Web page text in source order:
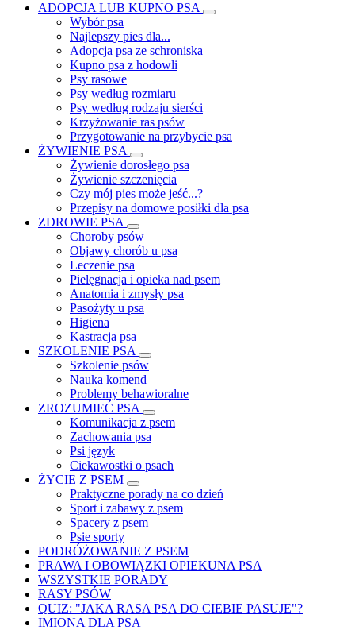
ADOPCJA LUB KUPNO PSA
Wybór psa
Najlepszy pies dla...
Adopcja psa ze schroniska
Kupno psa z hodowli
Psy rasowe
Psy według rozmiaru
Psy według rodzaju sierści
Krzyżowanie ras psów
Przygotowanie na przybycie psa
ŻYWIENIE PSA
Żywienie dorosłego psa
Żywienie szczenięcia
Czy mój pies może jeść...?
Przepisy na domowe posiłki dla psa
ZDROWIE PSA
Choroby psów
Objawy chorób u psa
Leczenie psa
Pielęgnacja i opieka nad psem
Anatomia i zmysły psa
Pasożyty u psa
Higiena
Kastracja psa
SZKOLENIE PSA
Szkolenie psów
Nauka komend
Problemy behawioralne
ZROZUMIEĆ PSA
Komunikacja z psem
Zachowania psa
Psi język
Ciekawostki o psach
ŻYCIE Z PSEM
Praktyczne porady na co dzień
Sport i zabawy z psem
Spacery z psem
Psie sporty
PODRÓŻOWANIE Z PSEM
PRAWA I OBOWIĄZKI OPIEKUNA PSA
WSZYSTKIE PORADY
RASY PSÓW
QUIZ: "JAKA RASA PSA DO CIEBIE PASUJE"?
IMIONA DLA PSA